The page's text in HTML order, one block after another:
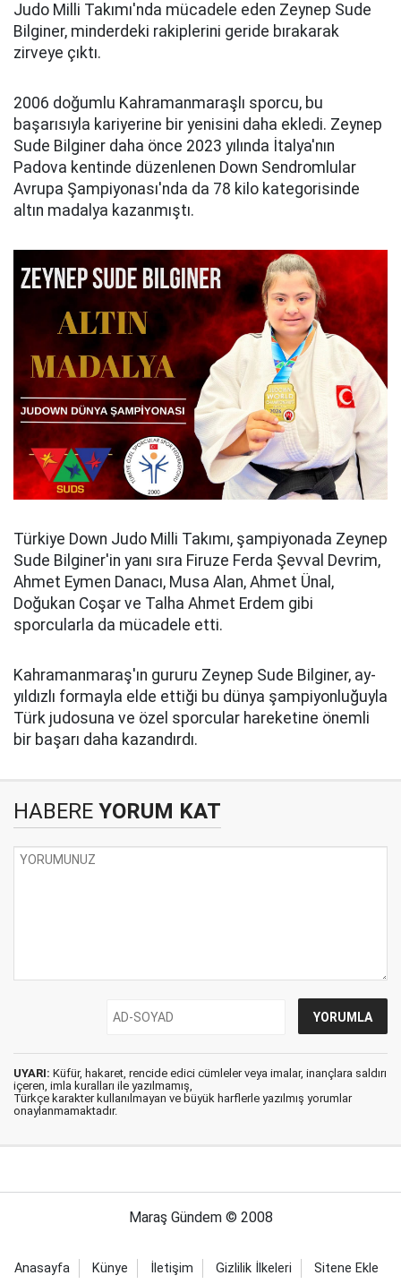
Judo Milli Takımı'nda mücadele eden Zeynep Sude
Bilginer, minderdeki rakiplerini geride bırakarak
zirveye çıktı.
2006 doğumlu Kahramanmaraşlı sporcu, bu
başarısıyla kariyerine bir yenisini daha ekledi. Zeynep
Sude Bilginer daha önce 2023 yılında İtalya'nın
Padova kentinde düzenlenen Down Sendromlular
Avrupa Şampiyonası'nda da 78 kilo kategorisinde
altın madalya kazanmıştı.
Türkiye Down Judo Milli Takımı, şampiyonada Zeynep
Sude Bilginer'in yanı sıra Firuze Ferda Şevval Devrim,
Ahmet Eymen Danacı, Musa Alan, Ahmet Ünal,
Doğukan Coşar ve Talha Ahmet Erdem gibi
sporcularla da mücadele etti.
Kahramanmaraş'ın gururu Zeynep Sude Bilginer, ay-
yıldızlı formayla elde ettiği bu dünya şampiyonluğuyla
Türk judosuna ve özel sporcular hareketine önemli
bir başarı daha kazandırdı.
HABERE YORUM KAT
UYARI: Küfür, hakaret, rencide edici cümleler veya imalar, inançlara saldırı
içeren, imla kuralları ile yazılmamış,
Türkçe karakter kullanılmayan ve büyük harflerle yazılmış yorumlar
onaylanmamaktadır.
Maraş Gündem © 2008
Anasayfa Künye İletişim Gizlilik İlkeleri Sitene Ekle